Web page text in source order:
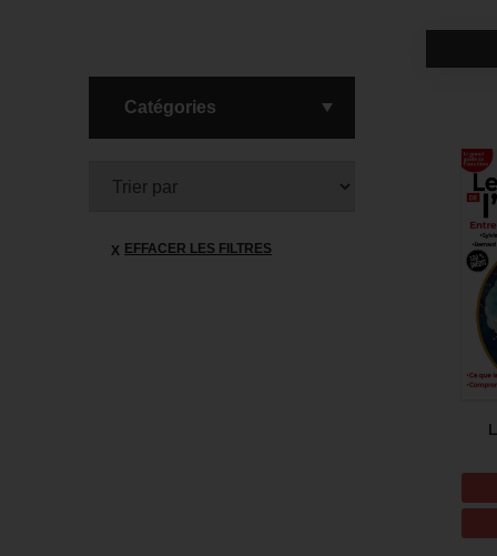
Catégories
EFFACER LES FILTRES